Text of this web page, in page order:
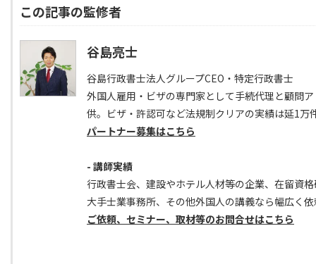
この記事の監修者
谷島亮士
谷島行政書士法人グループCEO・特定行政書士
外国人雇用・ビザの専門家として手続代理と顧問
供。ビザ・許認可など法規制クリアの実績は延1万
パートナー募集はこちら
- 講師実績
行政書士会、建設やホテル人材等の企業、在留資
大手士業事務所、その他外国人の講義なら幅広く
ご依頼、セミナー、取材等のお問合せはこちら